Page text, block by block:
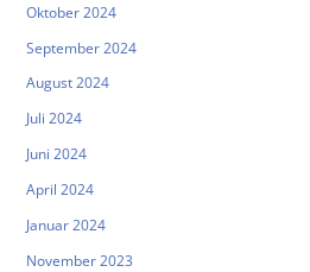
Oktober 2024
September 2024
August 2024
Juli 2024
Juni 2024
April 2024
Januar 2024
November 2023